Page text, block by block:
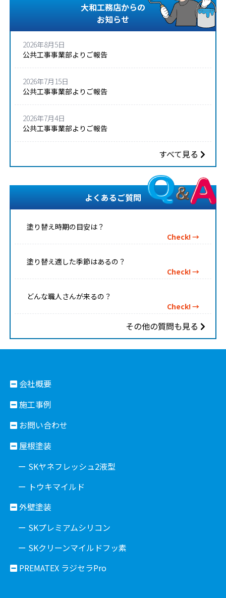
大和工務店からの
お知らせ
2026年8月5日
公共工事事業部よりご報告
2026年7月15日
公共工事事業部よりご報告
2026年7月4日
公共工事事業部よりご報告
すべて見る
よくあるご質問
塗り替え時期の目安は？
Check! →
塗り替え適した季節はあるの？
Check! →
どんな職人さんが来るの？
Check! →
その他の質問も見る
会社概要
施工事例
お問い合わせ
屋根塗装
ー SKヤネフレッシュ2液型
ー トウキマイルド
外壁塗装
ー SKプレミアムシリコン
ー SKクリーンマイルドフッ素
PREMATEX ラジセラPro